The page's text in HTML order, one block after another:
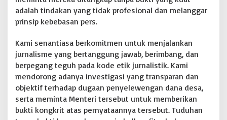
a
P
r
e
i
d
e
n
R
adalah tindakan yang tidak profesional dan melanggar
prinsip kebebasan pers.
Kami senantiasa berkomitmen untuk menjalankan
jurnalisme yang bertanggung jawab, berimbang, dan
berpegang teguh pada kode etik jurnalistik. Kami
mendorong adanya investigasi yang transparan dan
objektif terhadap dugaan penyelewengan dana desa,
serta meminta Menteri tersebut untuk memberikan
bukti kongkrit atas pernyataannya tersebut. Tuduhan